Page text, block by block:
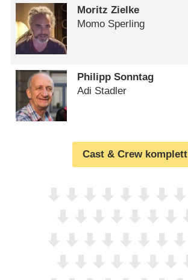
Moritz Zielke
Momo Sperling
Philipp Sonntag
Adi Stadler
Cast & Crew komplett